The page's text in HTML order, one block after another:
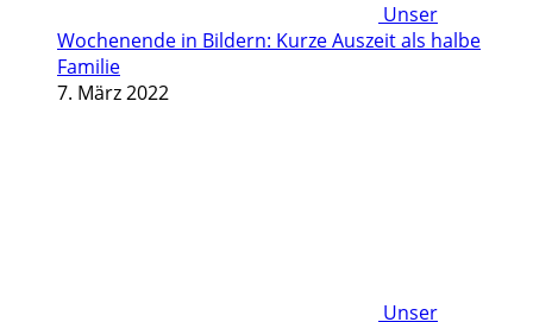
Unser
Wochenende in Bildern: Kurze Auszeit als halbe
Familie
7. März 2022
Unser